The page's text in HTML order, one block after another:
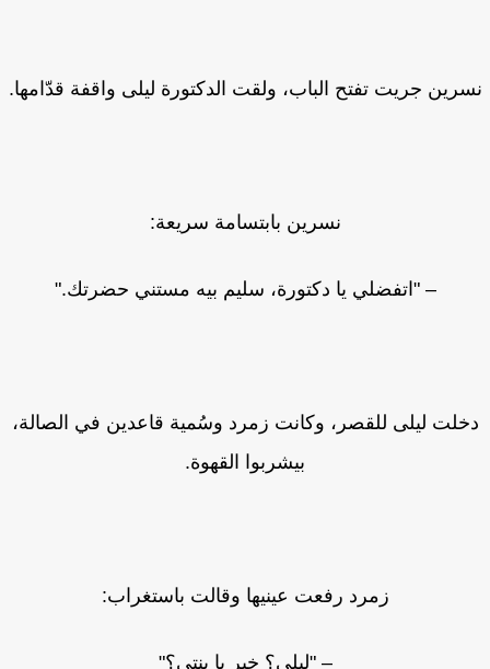
جريت تفتح الباب، ولقت الدكتورة ليلى واقفة قدّامها.
نسرين بابتسامة سريعة:
– "اتفضلي يا دكتورة، سليم بيه مستني حضرتك."
ليلى للقصر، وكانت زمرد وسُمية قاعدين في الصالة،
بيشربوا القهوة.
زمرد رفعت عينيها وقالت باستغراب:
– "ليلى؟ خير يا بنتي؟"